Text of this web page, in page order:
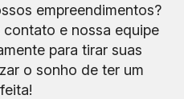
empreendimentos?
e nossa equipe
para tirar suas
o sonho de ter um